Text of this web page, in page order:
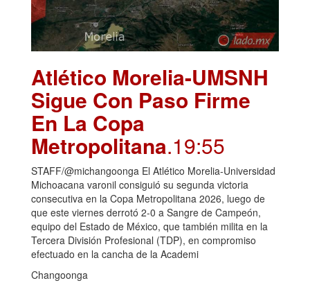
Atlético Morelia-UMSNH
Sigue Con Paso Firme
En La Copa
Metropolitana.19:55
STAFF/@michangoonga El Atlético Morelia-Universidad
Michoacana varonil consiguió su segunda victoria
consecutiva en la Copa Metropolitana 2026, luego de
que este viernes derrotó 2-0 a Sangre de Campeón,
equipo del Estado de México, que también milita en la
Tercera División Profesional (TDP), en compromiso
efectuado en la cancha de la Academi
Changoonga